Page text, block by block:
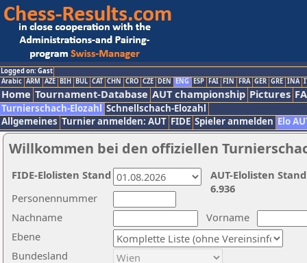
Logged on: Gast
Arabic ARM AZE BIH BUL CAT CHN CRO CZE DEN ENG ESP FAI FIN FRA GER GRE INA
Home Tournament-Database AUT championship Pictures
Turnierschach-Elozahl Schnellschach-Elozahl
Allgemeines Turnier anmelden: AUT FIDE Spieler anmelden Elo
Willkommen bei den offiziellen
Nachname
Vorname
Ebene
Personennummer
Bundesland
AUT-Elolisten
6.936
FIDE-Elolisten Stand